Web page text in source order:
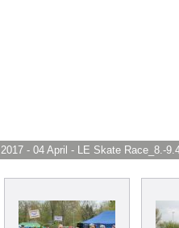
2017 - 04 April - LE Skate Race_8.-